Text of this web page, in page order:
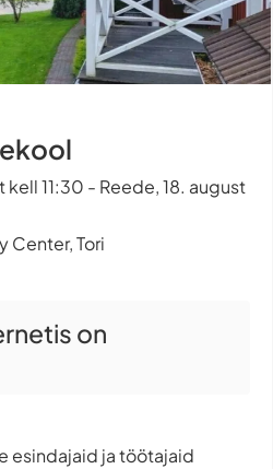
kell 11:30 - Reede, 18. august
Center, Tori
on
esindajaid ja töötajaid